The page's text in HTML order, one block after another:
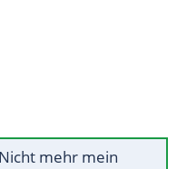
mehr mein